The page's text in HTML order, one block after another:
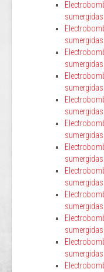
sumergidas
sumergidas
sumergidas
sumergidas
sumergidas
sumergidas